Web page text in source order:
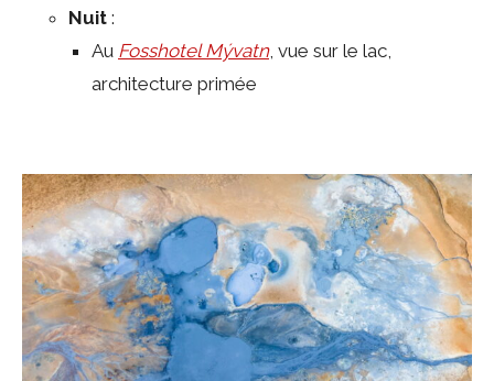
Nuit :
Au Fosshotel Mývatn, vue sur le lac,
architecture primée